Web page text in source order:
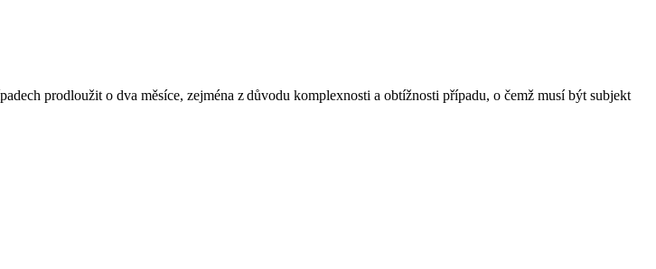
prodloužit o dva měsíce, zejména z důvodu komplexnosti a obtížnosti případu, o čemž musí být subjekt